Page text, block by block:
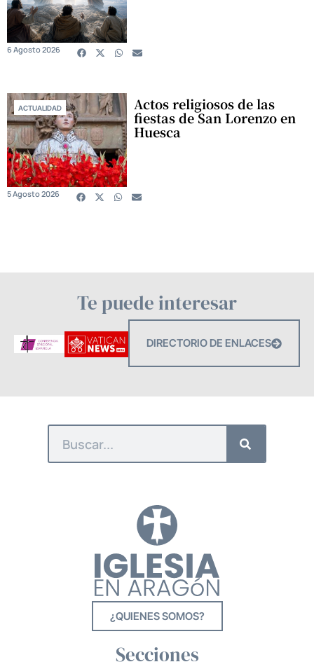
6 Agosto 2026
ACTUALIDAD Actos religiosos de las
fiestas de San Lorenzo en
Huesca
5 Agosto 2026
Te puede interesar
DIRECTORIO DE ENLACES
¿QUIENES SOMOS?
Secciones